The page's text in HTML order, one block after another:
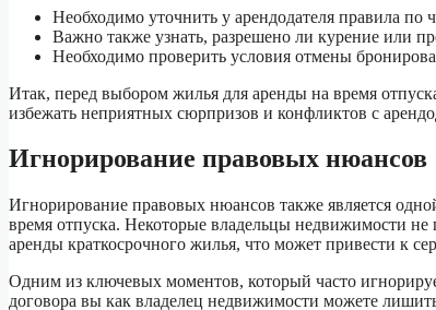
Необходимо уточнить у арендодателя правила по
Важно также узнать, разрешено ли курение или
Необходимо проверить условия отмены
Итак, перед выбором жилья для аренды на время
избежать неприятных сюрпризов и конфликтов с
Игнорирование правовых нюансов
Игнорирование правовых нюансов также является
время отпуска. Некоторые владельцы недвижимости
аренды краткосрочного жилья, что может привести к
Одним из ключевых моментов, который часто
договора вы как владелец недвижимости можете